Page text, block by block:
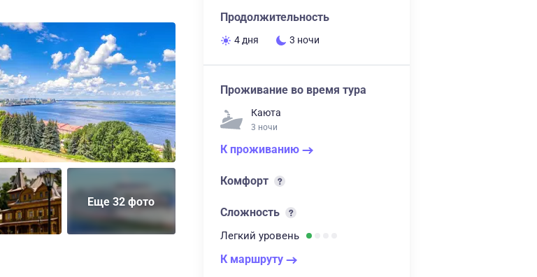
Еще 32 фото
Продолжительность
4 дня 3 ночи
Проживание во время тура
Каюта
3 ночи
К проживанию
Комфорт
Сложность
Легкий уровень
К маршруту